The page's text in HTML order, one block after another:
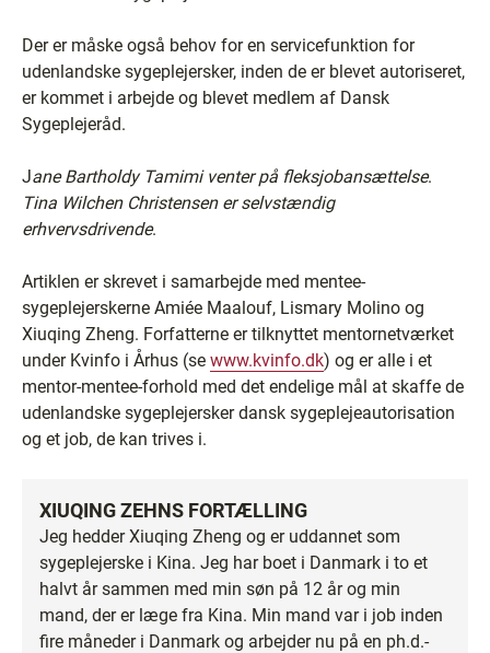
Der er måske også behov for en servicefunktion for
udenlandske sygeplejersker, inden de er blevet autoriseret,
er kommet i arbejde og blevet medlem af Dansk
Sygeplejeråd.
Jane Bartholdy Tamimi venter på fleksjobansættelse.
Tina Wilchen Christensen er selvstændig
erhvervsdrivende.
Artiklen er skrevet i samarbejde med mentee-
sygeplejerskerne Amiée Maalouf, Lismary Molino og
Xiuqing Zheng. Forfatterne er tilknyttet mentornetværket
under Kvinfo i Århus (se www.kvinfo.dk) og er alle i et
mentor-mentee-forhold med det endelige mål at skaffe de
udenlandske sygeplejersker dansk sygeplejeautorisation
og et job, de kan trives i.
XIUQING ZEHNS FORTÆLLING
Jeg hedder Xiuqing Zheng og er uddannet som
sygeplejerske i Kina. Jeg har boet i Danmark i to et
halvt år sammen med min søn på 12 år og min
mand, der er læge fra Kina. Min mand var i job inden
fire måneder i Danmark og arbejder nu på en ph.d.-